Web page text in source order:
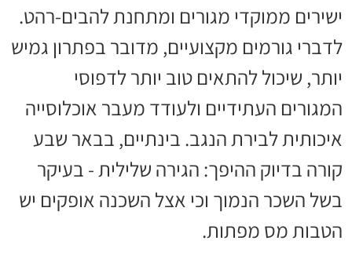
ישירים ממוקדי מגורים ומתחנת להבים-רהט.
לדברי גורמים מקצועיים, מדובר בפתרון גמיש
יותר, שיכול להתאים טוב יותר לדפוסי
המגורים העתידיים ולעודד מעבר אוכלוסייה
איכותית לבירת הנגב. בינתיים, בבאר שבע
קורה בדיוק ההיפך: הגירה שלילית - בעיקר
בשל השכר הנמוך וכי אצל השכנה אופקים יש
הטבות מס מפתות.